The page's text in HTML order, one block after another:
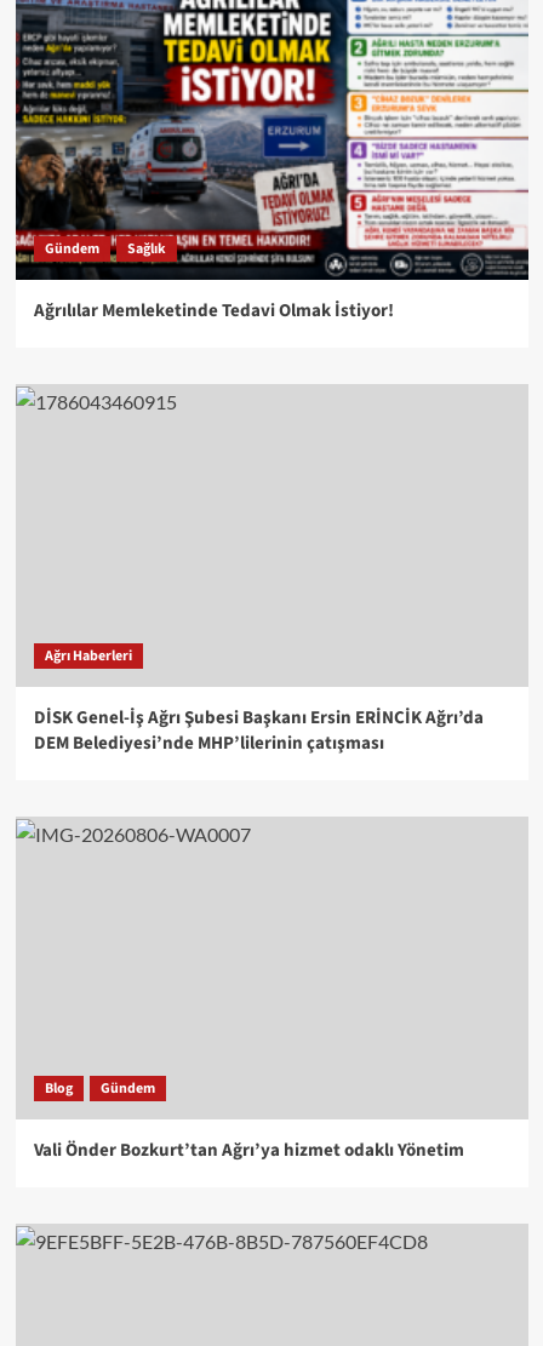
Gündem Sağlık
Ağrılılar Memleketinde Tedavi Olmak İstiyor!
Ağrı Haberleri
DİSK Genel-İş Ağrı Şubesi Başkanı Ersin ERİNCİK Ağrı’da
DEM Belediyesi’nde MHP’lilerinin çatışması
Blog Gündem
Vali Önder Bozkurt’tan Ağrı’ya hizmet odaklı Yönetim